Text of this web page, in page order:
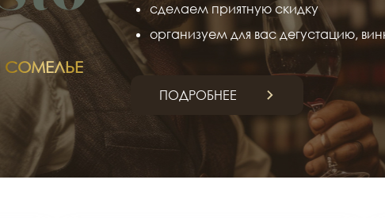
СОМЕЛЬЕ
сделаем приятную скидку
организуем для вас дегустацию,
ПОДРОБНЕЕ